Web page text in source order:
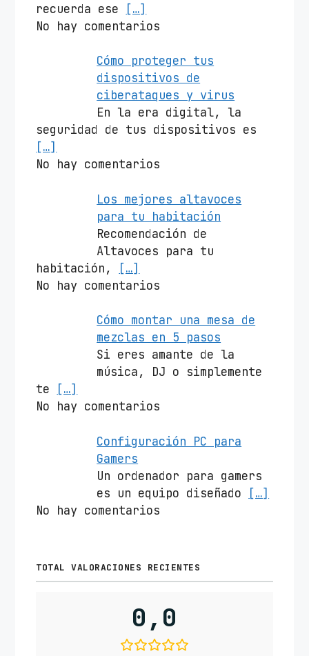
recuerda ese
[…]
No hay comentarios
Cómo proteger tus
dispositivos de
ciberataques y virus
En la era digital, la
seguridad de tus dispositivos es
[…]
No hay comentarios
Los mejores altavoces
para tu habitación
Recomendación de
Altavoces para tu
habitación,
[…]
No hay comentarios
Cómo montar una mesa de
mezclas en 5 pasos
Si eres amante de la
música, DJ o simplemente
te
[…]
No hay comentarios
Configuración PC para
Gamers
Un ordenador para gamers
es un equipo diseñado
[…]
No hay comentarios
TOTAL VALORACIONES RECIENTES
0,0